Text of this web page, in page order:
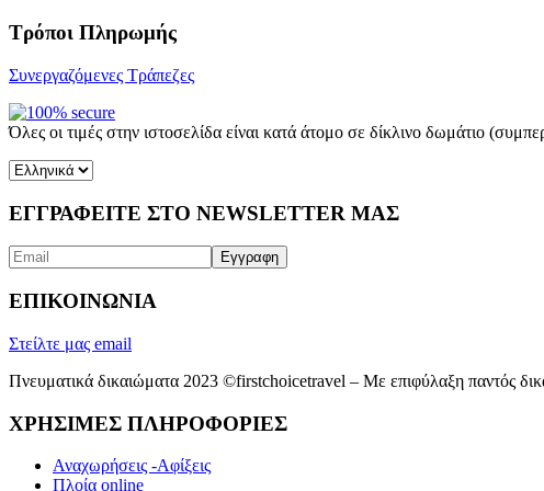
Τρόποι Πληρωμής
Συνεργαζόμενες Τράπεζες
Όλες οι τιμές στην ιστοσελίδα είναι κατά άτομο σε δίκλινο δωμάτιο
Επιλέξτε
γλώσσα
ΕΓΓΡΑΦΕΙΤΕ ΣΤΟ NEWSLETTER ΜΑΣ
ΕΠΙΚΟΙΝΩΝΙΑ
Στείλτε μας email
Πνευματικά δικαιώματα 2023 ©firstchoicetravel – Με επιφύλαξη παντός
ΧΡΗΣΙΜΕΣ ΠΛΗΡΟΦΟΡΙΕΣ
Αναχωρήσεις -Αφίξεις
Πλοία online